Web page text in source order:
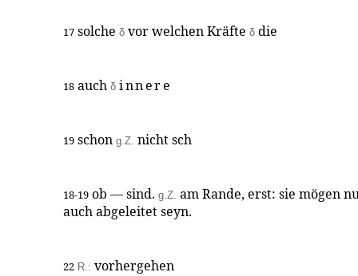
17 solche δ vor welchen Kräfte δ die
18 auch δ innere
19 schon g.Z. nicht sch
18-19 ob — sind. g.Z. am Rande, erst: sie mögen
auch abgeleitet seyn.
22 R.: vorhergehen